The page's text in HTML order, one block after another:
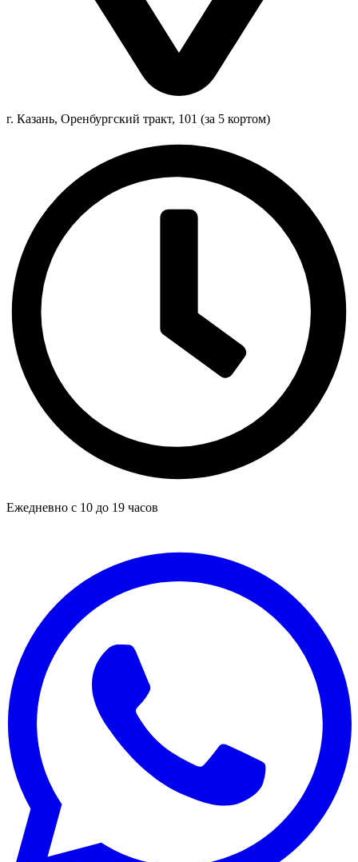
г. Казань, Оренбургский тракт, 101 (за 5 кортом)
Ежедневно с 10 до 19 часов